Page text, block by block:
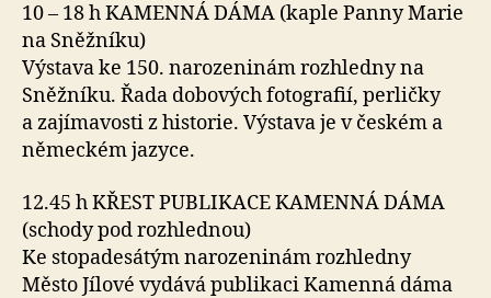
10 – 18 h KAMENNÁ DÁMA (kaple Panny Marie
na Sněžníku)
Výstava ke 150. narozeninám rozhledny na
Sněžníku. Řada dobových fotografií, perličky
a zajímavosti z historie. Výstava je v českém a
německém jazyce.
12.45 h KŘEST PUBLIKACE KAMENNÁ DÁMA
(schody pod rozhlednou)
Ke stopadesátým narozeninám rozhledny
Město Jílové vydává publikaci Kamenná dáma